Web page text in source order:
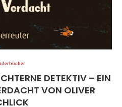
DETEKTIV – EIN
VON OLIVER